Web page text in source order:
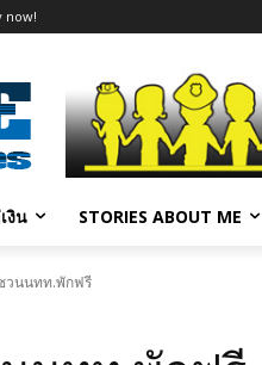
now!
งิน STORIES ABOUT ME
วนนทท.พักฟรี